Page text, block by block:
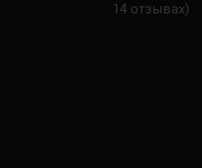
14 отзывах)